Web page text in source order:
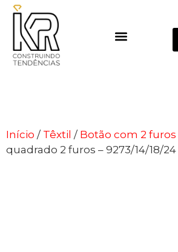
Início / Têxtil / Botão com 2 furos
quadrado 2 furos – 9273/14/18/24